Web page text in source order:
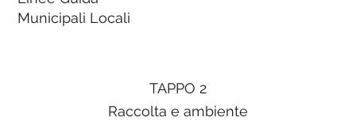
Municipali Locali
TAPPO 2
Raccolta e ambiente